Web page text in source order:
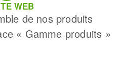
WEB
de nos produits
« Gamme produits »